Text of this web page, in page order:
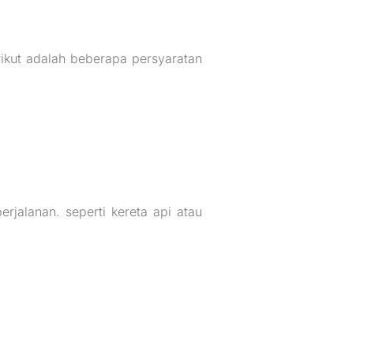
adalah beberapa persyaratan
seperti kereta api atau